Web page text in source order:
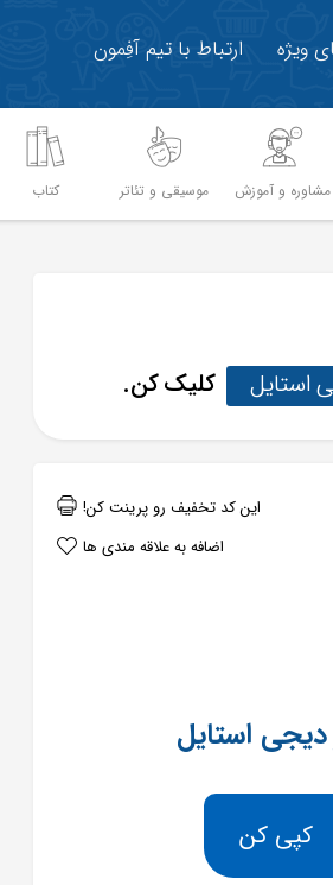
ویژه ارتباط با تیم آفِمون
مشاوره و آموزش موسیقی و تئاتر کتاب
استایل کلیک کن.
این کد تخفیف رو پرینت کن!
اضافه به علاقه مندی ها
استایل
کپی کن